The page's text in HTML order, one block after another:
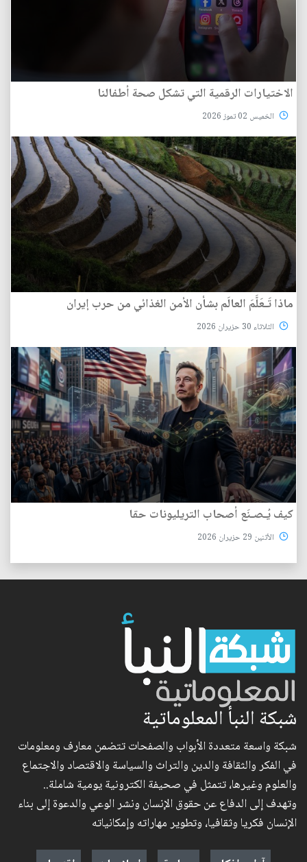
الاختيارات الرقمية التي تشكل صحة أطفالنا
الخميس 02 تموز 2026
ماذا تَـعَلَّمَ العالَم بشأن الأمن الغذائي من حرب إيران
الثلاثاء 30 حزيران 2026
كيف يُـصـنَع أصحاب التريليونات حقا
الأثنين 29 حزيران 2026
شبكة النبأ المعلوماتية
شبكة واسعة متعددة الأبواب والصفحات تتضمن معارف ومعلومات
في الفكر والثقافة والدين والتراث والسياسة والاقتصاد والاجتماع
والعلوم وغيرها، تتمثل في صحيفة الكترونية يومية شاملة..
وتهدف إلى الدفاع عن حقوق الإنسان ونشر الوعي والدعوة إلى بناء
الإنسان فكريا وثقافيا، وتطوير مهاراته وإمكانياته